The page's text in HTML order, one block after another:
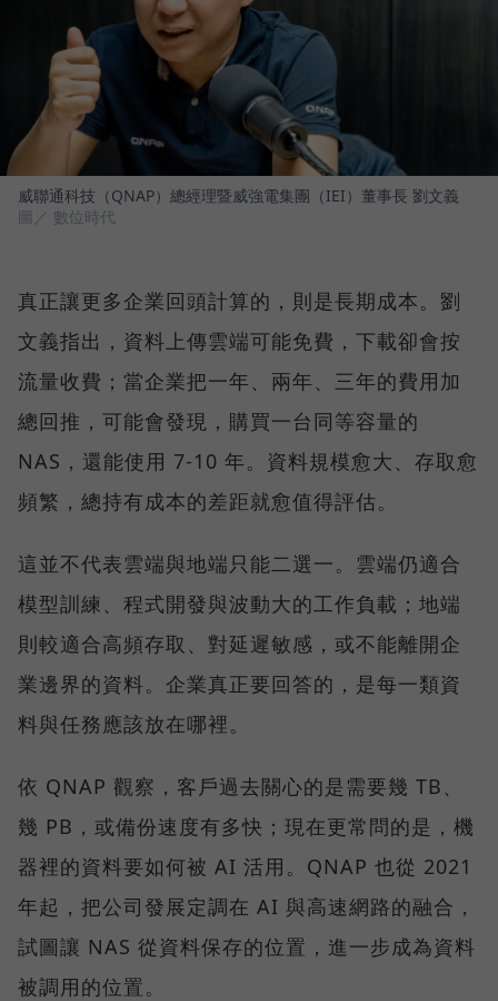
威聯通科技（QNAP）總經理暨威強電集團（IEI）董事長 劉文義
圖／ 數位時代
真正讓更多企業回頭計算的，則是長期成本。劉
文義指出，資料上傳雲端可能免費，下載卻會按
流量收費；當企業把一年、兩年、三年的費用加
總回推，可能會發現，購買一台同等容量的
NAS，還能使用 7-10 年。資料規模愈大、存取愈
頻繁，總持有成本的差距就愈值得評估。
這並不代表雲端與地端只能二選一。雲端仍適合
模型訓練、程式開發與波動大的工作負載；地端
則較適合高頻存取、對延遲敏感，或不能離開企
業邊界的資料。企業真正要回答的，是每一類資
料與任務應該放在哪裡。
依 QNAP 觀察，客戶過去關心的是需要幾 TB、
幾 PB，或備份速度有多快；現在更常問的是，機
器裡的資料要如何被 AI 活用。QNAP 也從 2021
年起，把公司發展定調在 AI 與高速網路的融合，
試圖讓 NAS 從資料保存的位置，進一步成為資料
被調用的位置。